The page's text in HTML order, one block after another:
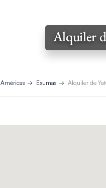
Alquiler
Américas Exumas Alquiler de